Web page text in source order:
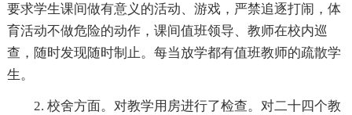
要求学生课间做有意义的活动、游戏，严禁追逐打闹，体
育活动不做危险的动作，课间值班领导、教师在校内巡
查，随时发现随时制止。每当放学都有值班教师的疏散学
生。
2. 校舍方面。对教学用房进行了检查。对二十四个教